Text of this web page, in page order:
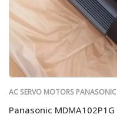
AC SERVO MOTORS PANASONIC
Panasonic MDMA102P1G